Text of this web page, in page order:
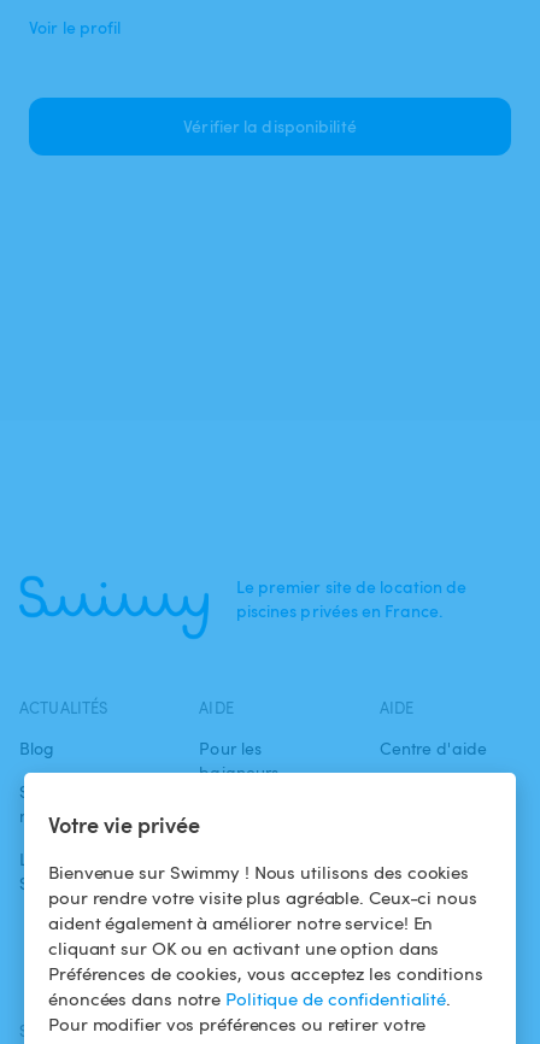
Votre vie privée
Bienvenue sur Swimmy ! Nous utilisons des cookies
pour rendre votre visite plus agréable. Ceux-ci nous
aident également à améliorer notre service! En
cliquant sur OK ou en activant une option dans
Préférences de cookies, vous acceptez les conditions
énoncées dans notre Politique de confidentialité.
Pour modifier vos préférences ou retirer votre
Voir le profil
Vérifier la disponibilité
Le premier site de location de
piscines privées en France.
ACTUALITÉS
Blog
Swimmy dans les
médias
L'aventure
Swimmy
AIDE
Pour les
baigneurs
Louer ma piscine
Comment ça
marche ?
AIDE
Centre d'aide
confidentialité
Mentions légales
SUIVEZ-NOUS TÉLÉCHARGEZ L'APP